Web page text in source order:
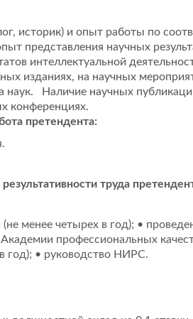
историк) и опыт работы по
представления научных
интеллектуальной
изданиях, на научных
наук. Наличие научных
конференциях.
претендента:
труда
менее четырех в год); •
профессиональных
год); • руководство НИРС.